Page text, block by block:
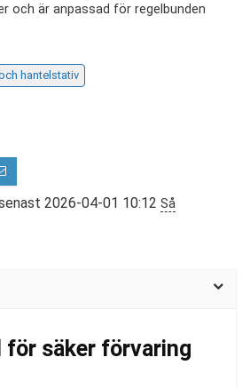
och är anpassad för regelbunden
hantelstativ
2026-04-01 10:12 Så
för säker förvaring